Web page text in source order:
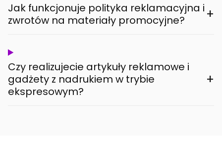
Jak funkcjonuje polityka reklamacyjna i
zwrotów na materiały promocyjne?
+
Czy realizujecie artykuły reklamowe i
gadżety z nadrukiem w trybie
ekspresowym?
+